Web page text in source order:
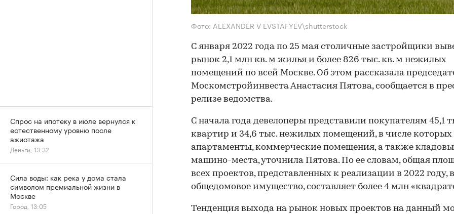
Фото: ALEXANDER V EVSTAFYEV\shutterstock
С января 2022 года по 25 мая столичные застройщики
рынок 2,1 млн кв. м жилья и более 826 тыс. кв. м нежилых
помещений по всей Москве. Об этом рассказала
Москомстройинвеста Анастасия Пятова, сообщается в
релизе ведомства.
С начала года девелоперы представили покупателям 45,1
квартир и 34,6 тыс. нежилых помещений, в числе которых
апартаменты, коммерческие помещения, а также
машино-места, уточнила Пятова. По ее словам, общая
всех проектов, представленных к реализации в 2022 году,
общедомовое имущество, составляет более 4 млн
Тенденция выхода на рынок новых проектов на данный
Спрос на ипотеку в июле вернулся к
естественному уровню после
ажиотажа
Деньги, 13:32
Сила воды: как река у дома стала
символом премиальной жизни в
Москве
Город, 13:05